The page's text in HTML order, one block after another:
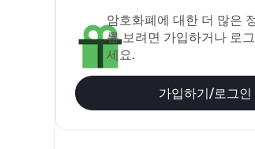
암호화폐에 대한 더 많은
를 보려면 가입하거나 로
세요.
가입하기/로그인